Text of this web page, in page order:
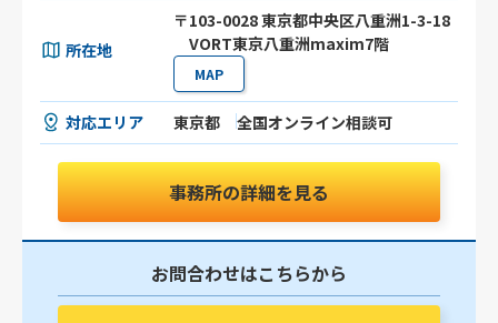
所在地
〒103-0028 東京都中央区八重洲1-3-18
VORT東京八重洲maxim7階
MAP
対応エリア 東京都 全国オンライン相談可
事務所の詳細を見る
お問合わせはこちらから